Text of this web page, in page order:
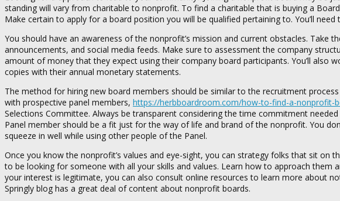
standing will vary from charitable to nonprofit. To find a charitable that is buying a
Make certain to apply for a board position you will be qualified pertaining to. You’ll
You should have an awareness of the nonprofit’s mission and current obstacles. Take
announcements, and social media feeds. Make sure to assessment the company
amount of money that they expect using their company board participants. You’ll also
copies with their annual monetary statements.
The method for hiring new board members should be similar to the recruitment
with prospective panel members, https://herbboardroom.com/how-to-find-a-nonprofit-
Selections Committee. Always be transparent considering the time commitment
Panel member should be a fit just for the way of life and brand of the nonprofit. You
squeeze in well while using other people of the Panel.
Once you know the nonprofit’s values and eye-sight, you can strategy folks that sit on
to be looking for someone with all your skills and values. Learn how to approach them
your interest is legitimate, you can also consult online resources to learn more about
Springly blog has a great deal of content about nonprofit boards.